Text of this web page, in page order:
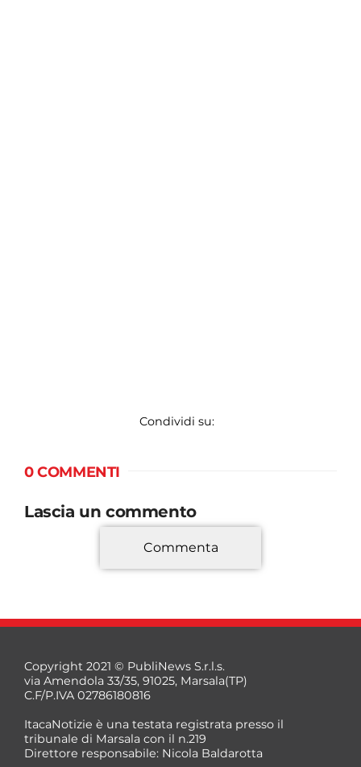
Condividi su:
0 COMMENTI
Lascia un commento
*
Commenta
Copyright 2021 © PubliNews S.r.l.s.
via Amendola 33/35, 91025, Marsala(TP)
C.F/P.IVA 02786180816
ItacaNotizie è una testata registrata presso il
tribunale di Marsala con il n.219
Direttore responsabile: Nicola Baldarotta